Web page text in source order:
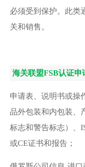
必须受到保护。此类
关和销售。
海关联盟FSB认证申
申请表、说明书或操
品外包装和内包装、
标志和警告标志）、
或CE证书和报告；